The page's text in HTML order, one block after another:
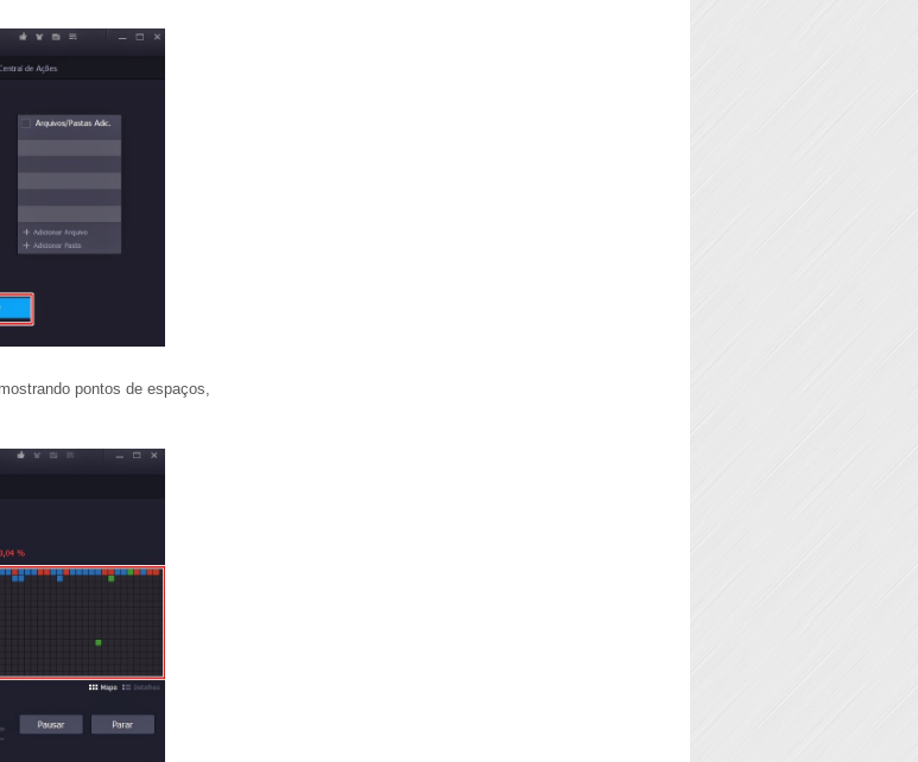
pontos de espaços,